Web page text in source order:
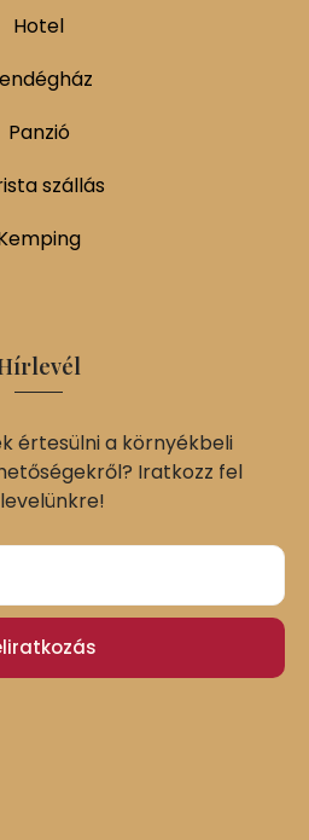
Hotel
Panzió
szállás
értesülni a környékbeli
Iratkozz fel